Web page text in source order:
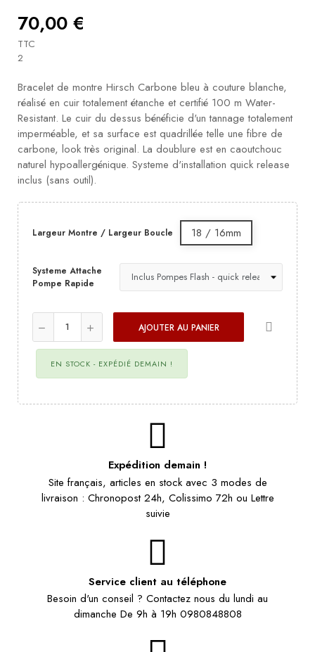
70,00 €
TTC
2
Bracelet de montre Hirsch Carbone bleu à couture blanche,
réalisé en cuir totalement étanche et certifié 100 m Water-
Resistant. Le cuir du dessus bénéficie d'un tannage totalement
imperméable, et sa surface est quadrillée telle une fibre de
carbone, look très original. La doublure est en caoutchouc
naturel hypoallergénique. Systeme d'installation quick release
inclus (sans outil).
Largeur Montre / Largeur Boucle 18 / 16mm
Systeme Attache
Pompe Rapide
AJOUTER AU PANIER
EN STOCK - EXPÉDIÉ DEMAIN !
Expédition demain !
Site français, articles en stock avec 3 modes de
livraison : Chronopost 24h, Colissimo 72h ou Lettre
suivie
Service client au téléphone
Besoin d'un conseil ? Contactez nous du lundi au
dimanche De 9h à 19h 0980848808